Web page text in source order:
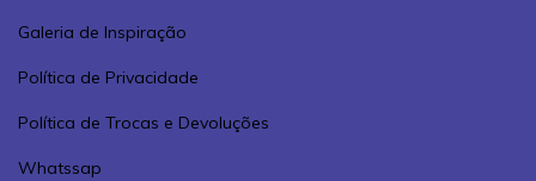
Galeria de Inspiração
Política de Privacidade
Política de Trocas e Devoluções
Whatssap